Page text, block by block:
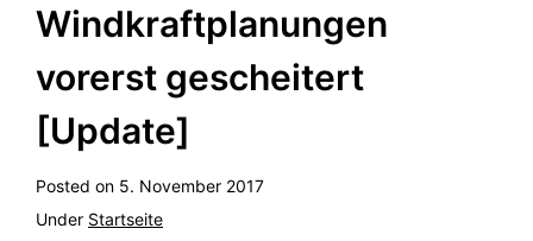
Windkraftplanungen
vorerst gescheitert
[Update]
Posted on 5. November 2017
Under Startseite